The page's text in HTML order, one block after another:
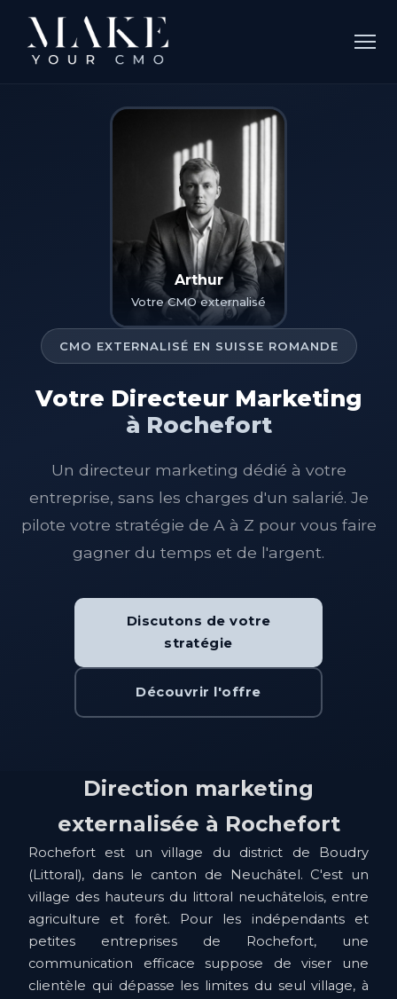
CMO EXTERNALISÉ EN SUISSE ROMANDE
Votre Directeur Marketing
à Rochefort
Un directeur marketing dédié à votre
entreprise, sans les charges d'un salarié. Je
pilote votre stratégie de A à Z pour vous faire
gagner du temps et de l'argent.
Discutons de votre
stratégie
Découvrir l'offre
Arthur
Votre CMO externalisé
Direction marketing
externalisée à Rochefort
Rochefort est un village du district de Boudry
(Littoral), dans le canton de Neuchâtel. C'est un
village des hauteurs du littoral neuchâtelois, entre
agriculture et forêt. Pour les indépendants et
petites entreprises de Rochefort, une
communication efficace suppose de viser une
clientèle qui dépasse les limites du seul village, à